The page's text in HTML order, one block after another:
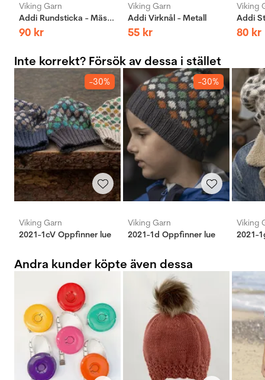
Viking Garn
Addi Rundsticka - Mässing
90 kr
Viking Garn
Addi Virknål - Metall
55 kr
Viking
80 kr
Inte korrekt? Försök av dessa i stället
-30%
Viking Garn
2021-1cV Oppfinner lue
-30%
Viking Garn
2021-1d Oppfinner lue
Viking
2021-
Andra kunder köpte även dessa